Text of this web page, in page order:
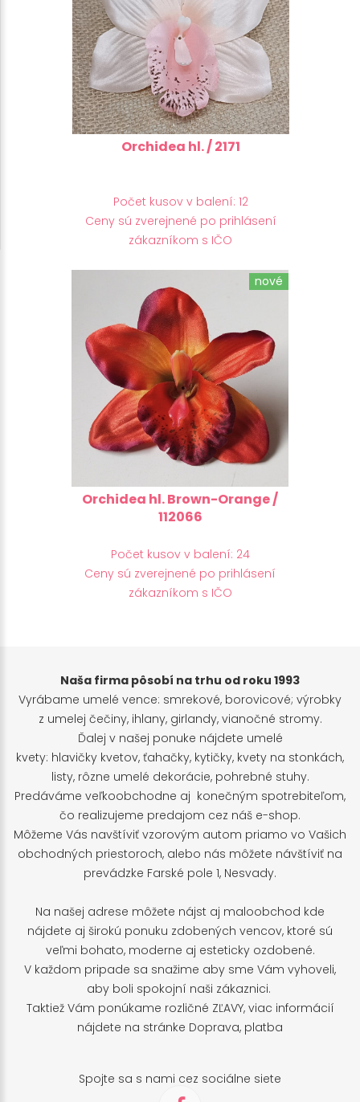
Orchidea hl. / 2171
Počet kusov v balení: 12
Ceny sú zverejnené po prihlásení
zákazníkom s IČO
nové
Orchidea hl. Brown-Orange /
112066
Počet kusov v balení: 24
Ceny sú zverejnené po prihlásení
zákazníkom s IČO
Naša firma pôsobí na trhu od roku 1993
Vyrábame umelé vence: smrekové, borovicové; výrobky
z umelej čečiny, ihlany, girlandy, vianočné stromy.
Ďalej v našej ponuke nájdete umelé
kvety: hlavičky kvetov, ťahačky, kytičky, kvety na stonkách,
listy, rôzne umelé dekorácie, pohrebné stuhy.
Predáváme veľkoobchodne aj konečným spotrebiteľom,
čo realizujeme predajom cez náš e-shop.
Môžeme Vás navštíviť vzorovým autom priamo vo Vašich
obchodných priestoroch, alebo nás môžete návštíviť na
prevádzke Farské pole 1, Nesvady.
Na našej adrese môžete nájst aj maloobchod kde
nájdete aj širokú ponuku zdobených vencov, ktoré sú
veľmi bohato, moderne aj esteticky ozdobené.
V každom pripade sa snažime aby sme Vám vyhoveli,
aby boli spokojní naši zákaznici.
Taktiež Vám ponúkame rozličné ZĽAVY, viac informácií
nájdete na stránke Doprava, platba
Spojte sa s nami cez sociálne siete